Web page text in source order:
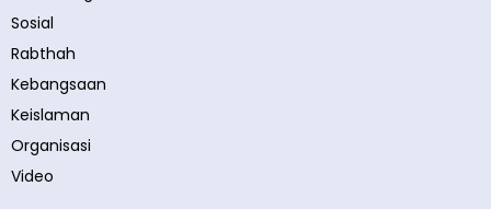
Sosial
Rabthah
Kebangsaan
Keislaman
Organisasi
Video